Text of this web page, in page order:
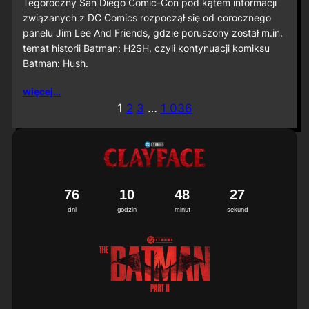
D
C
2
o
w
a
Tegoroczny San Diego Comic-Con pod kątem informacji
związanych z DC Comics rozpoczął się od corocznego
panelu Jim Lee And Friends, gdzie poruszony został m.in.
temat historii Batman: H2SH, czyli kontynuacji komiksu
Batman: Hush.
więcej…
1 2 3 … 1 036
dni
76
godzin
10
minut
48
sekund
24
5